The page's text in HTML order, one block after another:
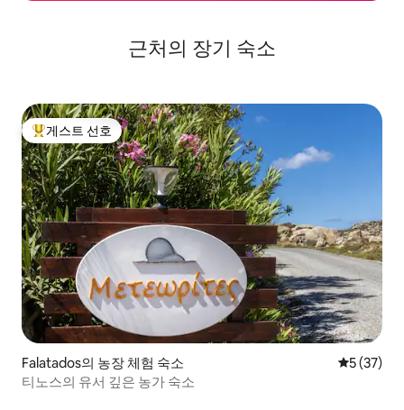
근처의 장기 숙소
상위 게스트 선호
게스트 선호
Falatados의 농장 체험 숙소 평점 5점
5 (37)
티노스의 유서 깊은 농가 숙소